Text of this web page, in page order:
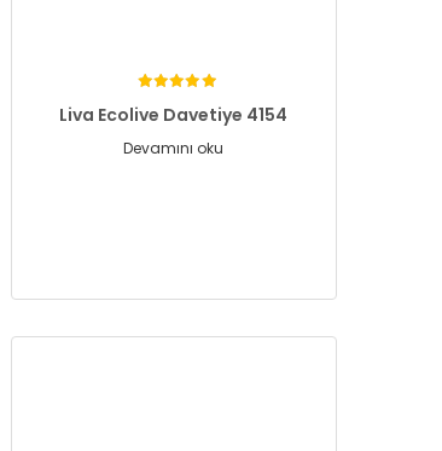
Liva Ecolive Davetiye 4154
Devamını oku